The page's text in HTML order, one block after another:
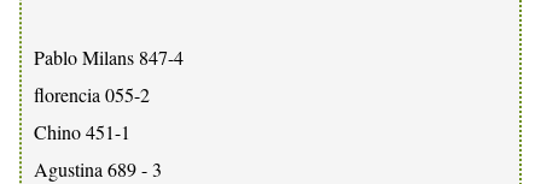
Pablo Milans 847-4
florencia 055-2
Chino 451-1
Agustina 689 - 3